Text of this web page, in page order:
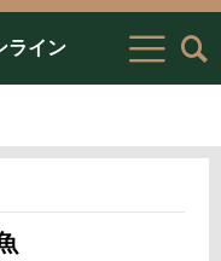
ライン